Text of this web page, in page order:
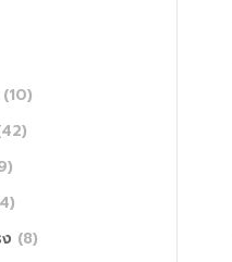
(10)
(8)